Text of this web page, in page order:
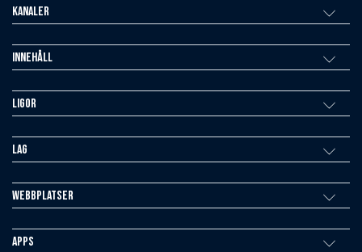
Kanaler
Innehåll
Ligor
Lag
Webbplatser
Apps